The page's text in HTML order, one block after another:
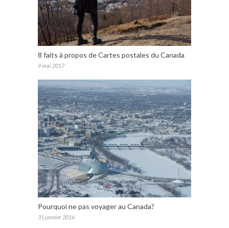
8 faits à propos de Cartes postales du Canada
9 mai 2017
Pourquoi ne pas voyager au Canada?
31 janvier 2016